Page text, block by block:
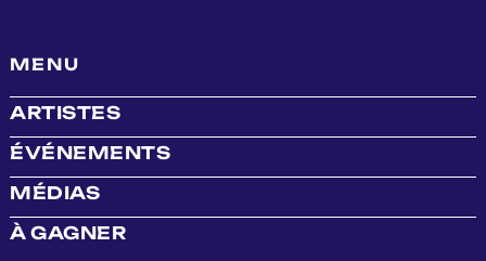
MENU
ARTISTES
ÉVÉNEMENTS
MÉDIAS
À GAGNER